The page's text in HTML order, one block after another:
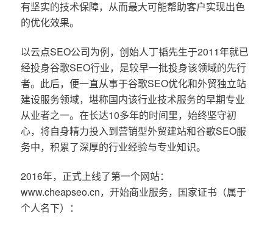
有坚实的技术保障，从而最大可能帮助客户实现出色
的优化效果。
以云点SEO公司为例，创始人丁韬先生于2011年就已
经投身谷歌SEO行业，是较早一批投身该领域的先行
者。此后，便一直从事于谷歌SEO优化和外贸独立站
建设服务领域，堪称国内该行业技术服务的早期专业
从业者之一。在长达10多年的时间里，始终坚守初
心，将自身精力投入到营销型外贸建站和谷歌SEO服
务中，积累了深厚的行业经验与专业知识。
2016年，正式上线了第一个网站：
www.cheapseo.cn，开始商业服务，国家证书（属于
个人名下）：